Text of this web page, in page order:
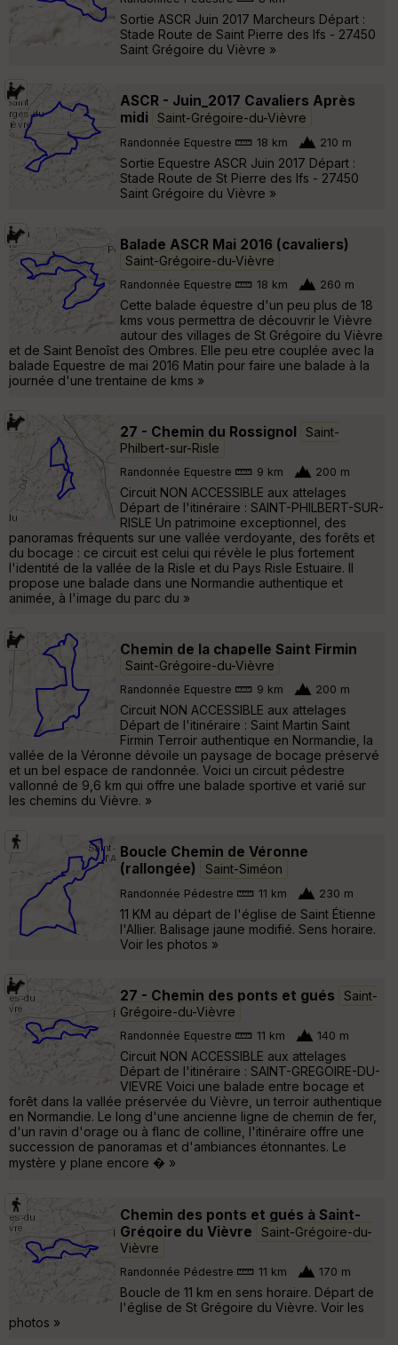
Sortie ASCR Juin 2017 Marcheurs Départ :
Stade Route de Saint Pierre des Ifs - 27450
Saint Grégoire du Vièvre »
ASCR - Juin_2017 Cavaliers Après
midi
Saint-Grégoire-du-Vièvre
Randonnée Equestre 18 km 210 m
Sortie Equestre ASCR Juin 2017 Départ :
Stade Route de St Pierre des Ifs - 27450
Saint Grégoire du Vièvre »
Balade ASCR Mai 2016 (cavaliers)
Saint-Grégoire-du-Vièvre
Randonnée Equestre 18 km 260 m
Cette balade équestre d'un peu plus de 18
kms vous permettra de découvrir le Vièvre
autour des villages de St Grégoire du Vièvre
et de Saint Benoîst des Ombres. Elle peu etre couplée avec la
balade Equestre de mai 2016 Matin pour faire une balade à la
journée d'une trentaine de kms »
27 - Chemin du Rossignol
Saint-
Philbert-sur-Risle
Randonnée Equestre 9 km 200 m
Circuit NON ACCESSIBLE aux attelages
Départ de l'itinéraire : SAINT-PHILBERT-SUR-
RISLE Un patrimoine exceptionnel, des
panoramas fréquents sur une vallée verdoyante, des forêts et
du bocage : ce circuit est celui qui révèle le plus fortement
l'identité de la vallée de la Risle et du Pays Risle Estuaire. Il
propose une balade dans une Normandie authentique et
animée, à l'image du parc du »
Chemin de la chapelle Saint Firmin
Saint-Grégoire-du-Vièvre
Randonnée Equestre 9 km 200 m
Circuit NON ACCESSIBLE aux attelages
Départ de l'itinéraire : Saint Martin Saint
Firmin Terroir authentique en Normandie, la
vallée de la Véronne dévoile un paysage de bocage préservé
et un bel espace de randonnée. Voici un circuit pédestre
vallonné de 9,6 km qui offre une balade sportive et varié sur
les chemins du Vièvre. »
Boucle Chemin de Véronne
(rallongée)
Saint-Siméon
Randonnée Pédestre 11 km 230 m
11 KM au départ de l'église de Saint Étienne
l'Allier. Balisage jaune modifié. Sens horaire.
Voir les photos »
27 - Chemin des ponts et gués
Saint-
Grégoire-du-Vièvre
Randonnée Equestre 11 km 140 m
Circuit NON ACCESSIBLE aux attelages
Départ de l'itinéraire : SAINT-GREGOIRE-DU-
VIEVRE Voici une balade entre bocage et
forêt dans la vallée préservée du Vièvre, un terroir authentique
en Normandie. Le long d'une ancienne ligne de chemin de fer,
d'un ravin d'orage ou à flanc de colline, l'itinéraire offre une
succession de panoramas et d'ambiances étonnantes. Le
mystère y plane encore � »
Chemin des ponts et gués à Saint-
Grégoire du Vièvre
Saint-Grégoire-du-
Vièvre
Randonnée Pédestre 11 km 170 m
Boucle de 11 km en sens horaire. Départ de
l'église de St Grégoire du Vièvre. Voir les
photos »